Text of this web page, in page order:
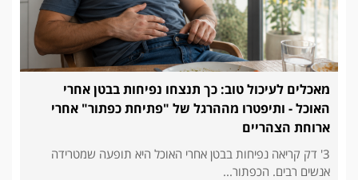
מאכלים לעיכול טוב: כך תנצחו נפיחות בבטן אחרי
האוכל - ותיפטרו מההרגל של "פתיחת כפתור" אחרי
ארוחת הצהריים
3' דק קריאה נפיחות בבטן אחרי האוכל היא תופעה שמטרידה
אנשים רבים. הכפתור...